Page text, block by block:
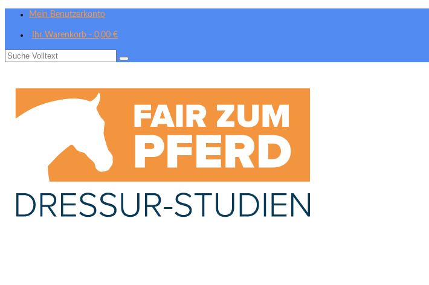
Mein Benutzerkonto
Ihr Warenkorb - 0,00 €
Suche